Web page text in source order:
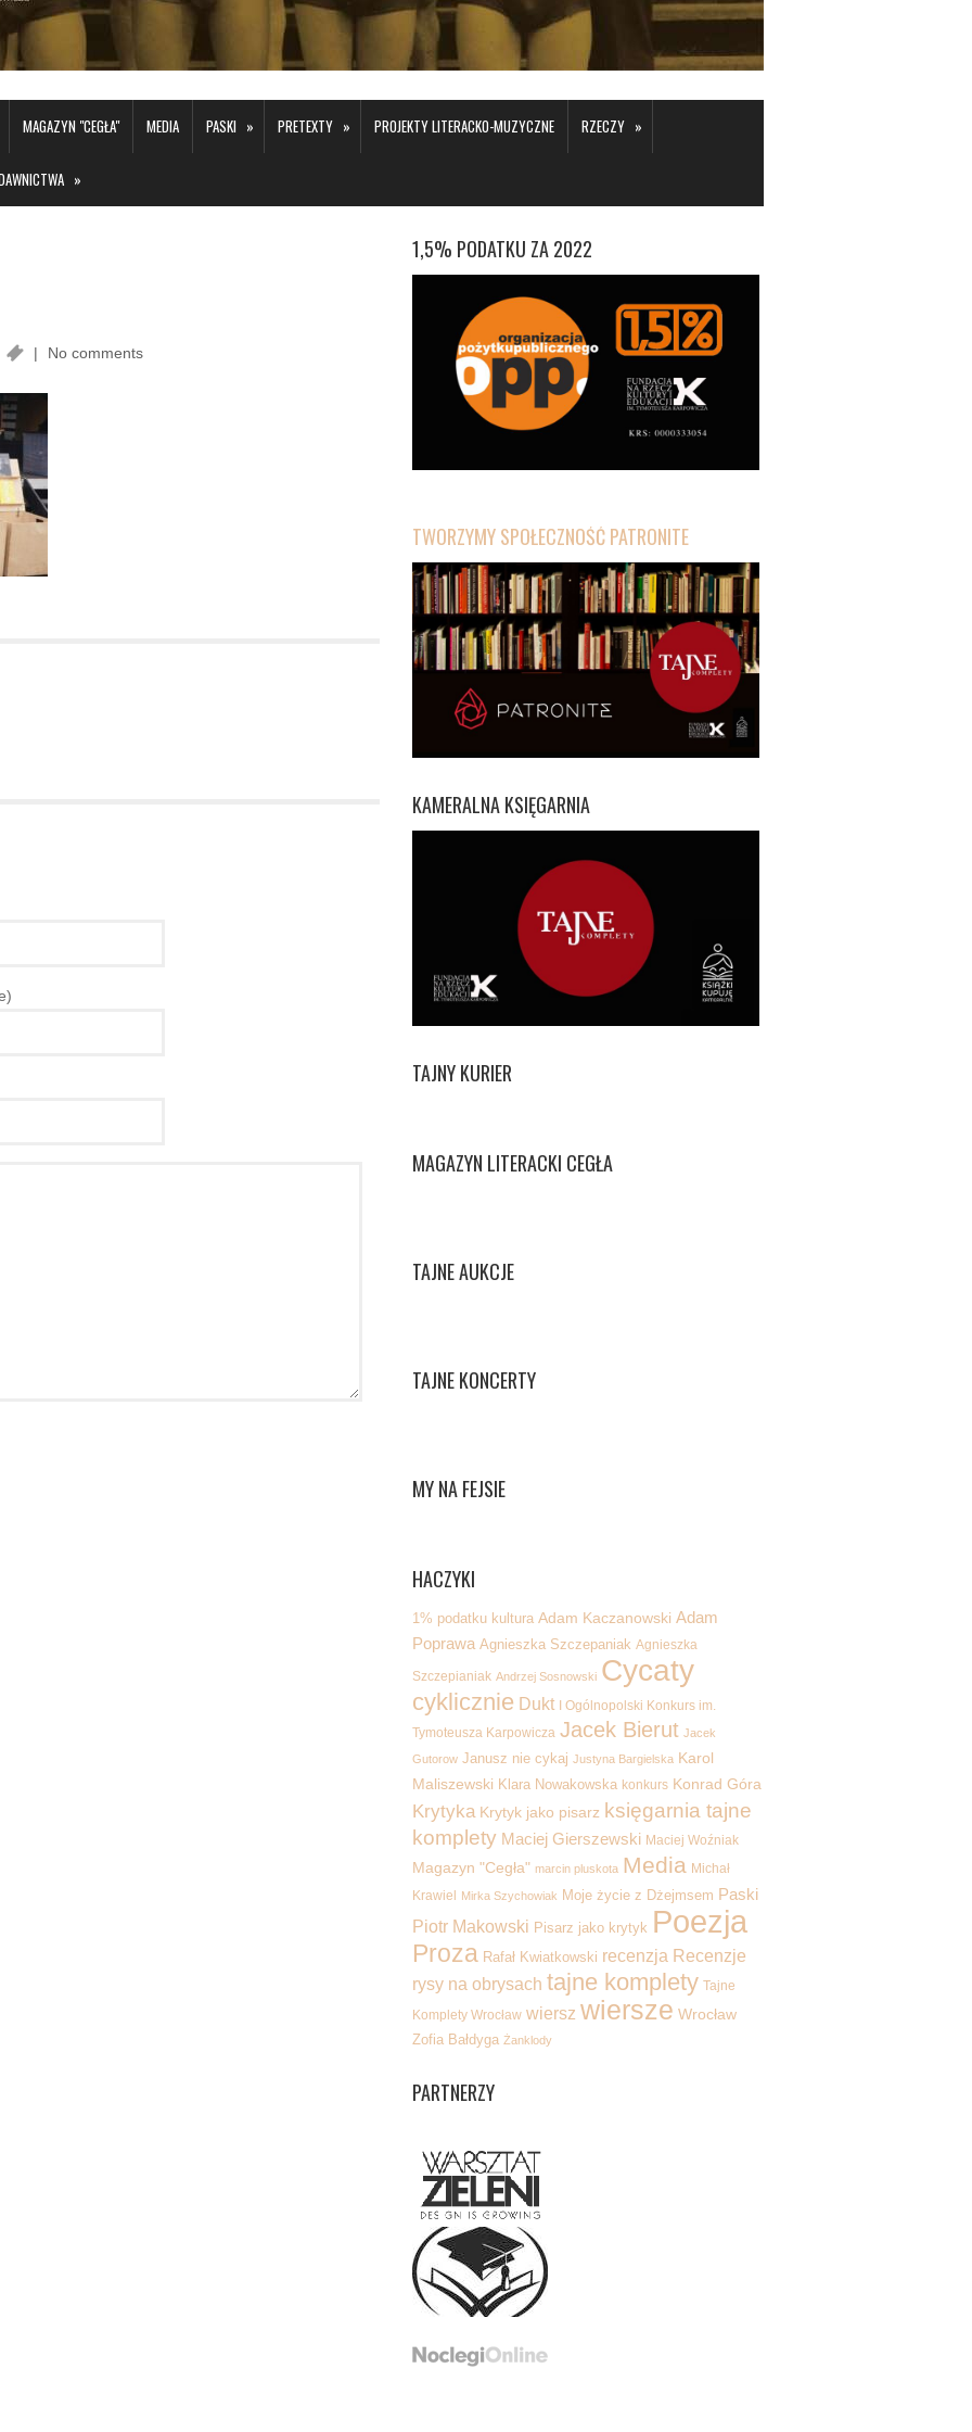
MAGAZYN "CEGŁA" MEDIA PASKI » PRETEXTY » PROJEKTY LITERACKO-MUZYCZNE RZECZY »
»
No comments
1,5% PODATKU ZA 2022
TWORZYMY SPOŁECZNOŚĆ PATRONITE
KAMERALNA KSIĘGARNIA
TAJNY KURIER
MAGAZYN LITERACKI CEGŁA
TAJNE AUKCJE
TAJNE KONCERTY
MY NA FEJSIE
HACZYKI
1% podatku kultura Adam Kaczanowski Adam
Poprawa Agnieszka Szczepaniak Agnieszka
Szczepianiak Andrzej Sosnowski Cycaty
cyklicznie Dukt I Ogólnopolski Konkurs im.
Tymoteusza Karpowicza Jacek Bierut Jacek
Gutorow Janusz nie cykaj Justyna Bargielska Karol
Maliszewski Klara Nowakowska konkurs Konrad Góra
Krytyka Krytyk jako pisarz księgarnia tajne
komplety Maciej Gierszewski Maciej Woźniak
Magazyn "Cegła" marcin pluskota Media Michał
Krawiel Mirka Szychowiak Moje życie z Dżejmsem Paski
Piotr Makowski Pisarz jako krytyk Poezja
Proza Rafał Kwiatkowski recenzja Recenzje
rysy na obrysach tajne komplety Tajne
Komplety Wrocław wiersz wiersze Wrocław
Zofia Bałdyga Żanklody
PARTNERZY